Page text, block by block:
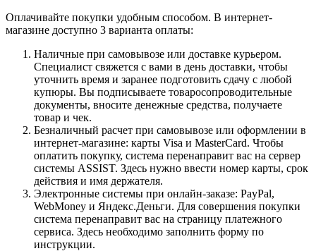
Оплачивайте покупки удобным способом. В интернет-
магазине доступно 3 варианта оплаты:
Наличные при самовывозе или доставке курьером.
Специалист свяжется с вами в день доставки, чтобы
уточнить время и заранее подготовить сдачу с любой
купюры. Вы подписываете товаросопроводительные
документы, вносите денежные средства, получаете
товар и чек.
Безналичный расчет при самовывозе или оформлении в
интернет-магазине: карты Visa и MasterCard. Чтобы
оплатить покупку, система перенаправит вас на сервер
системы ASSIST. Здесь нужно ввести номер карты, срок
действия и имя держателя.
Электронные системы при онлайн-заказе: PayPal,
WebMoney и Яндекс.Деньги. Для совершения покупки
система перенаправит вас на страницу платежного
сервиса. Здесь необходимо заполнить форму по
инструкции.